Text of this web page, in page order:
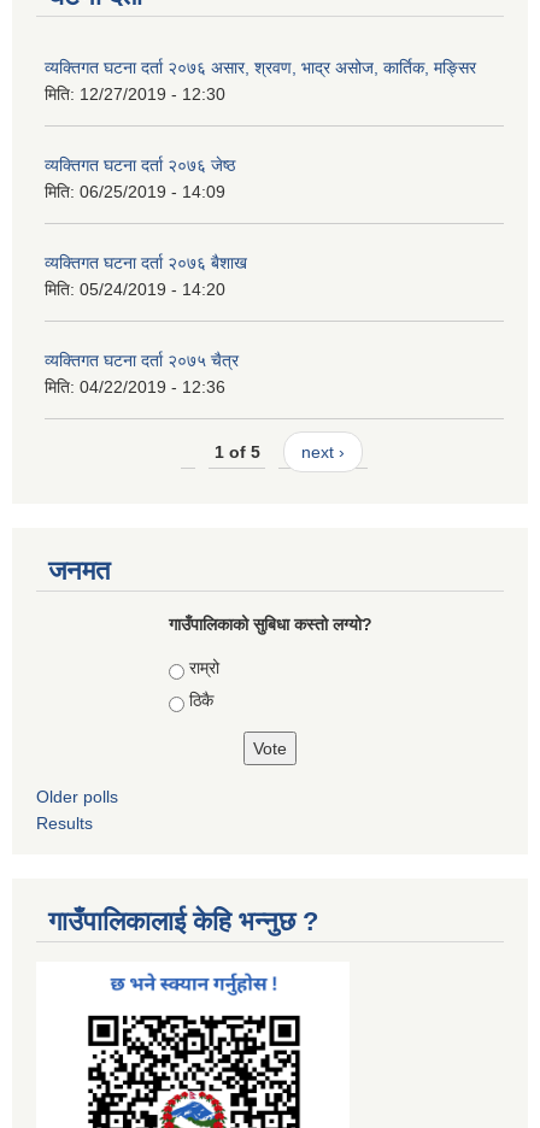
व्यक्तिगत घटना दर्ता २०७६ असार, श्रवण, भाद्र असोज, कार्तिक, मङ्सिर
मिति: 12/27/2019 - 12:30
व्यक्तिगत घटना दर्ता २०७६ जेष्ठ
मिति: 06/25/2019 - 14:09
व्यक्तिगत घटना दर्ता २०७६ बैशाख
मिति: 05/24/2019 - 14:20
व्यक्तिगत घटना दर्ता २०७५ चैत्र
मिति: 04/22/2019 - 12:36
1 of 5 next ›
जनमत
गाउँपालिकाको सुबिधा कस्तो लग्यो?
Choices
राम्रो
ठिकै
Older polls
Results
गाउँपालिकालाई केहि भन्नुछ ?